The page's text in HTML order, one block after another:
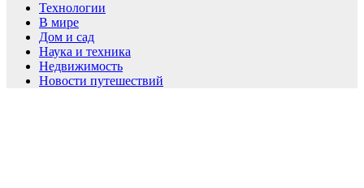
Технологии
В мире
Дом и сад
Наука и техника
Недвижимость
Новости путешествий